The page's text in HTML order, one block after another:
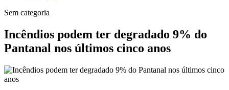
Sem categoria
Incêndios podem ter degradado 9% do
Pantanal nos últimos cinco anos